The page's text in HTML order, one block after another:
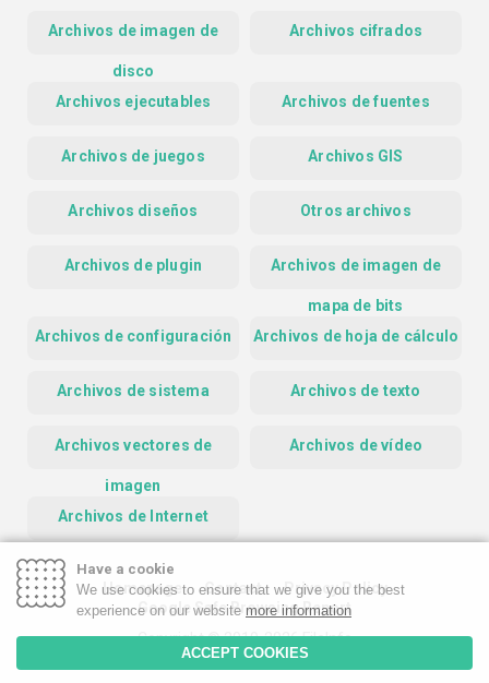
Archivos de imagen de
disco
Archivos cifrados
Archivos ejecutables Archivos de fuentes
Archivos de juegos Archivos GIS
Archivos diseños Otros archivos
Archivos de plugin Archivos de imagen de
mapa de bits
Archivos de configuración
Archivos de hoja de cálculo
Archivos de sistema Archivos de texto
Archivos vectores de
imagen
Archivos de vídeo
Archivos de Internet
Homepage Contact
Privacy Policy
Google Safe Browsing Report
Copyright © 2019-2026 FileInfo
Have a cookie
We use cookies to ensure that we give you the best
experience on our website more information
ACCEPT COOKIES